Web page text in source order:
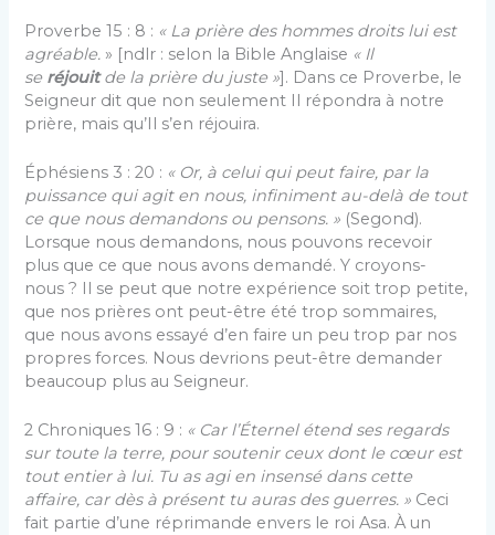
Proverbe 15 : 8 : « La prière des hommes droits lui est
agréable. » [ndlr : selon la Bible Anglaise « Il
se réjouitde la prière du juste »]. Dans ce Proverbe, le
Seigneur dit que non seulement Il répondra à notre
prière, mais qu’Il s’en réjouira.
Éphésiens 3 : 20 : « Or, à celui qui peut faire, par la
puissance qui agit en nous, infiniment au-delà de tout
ce que nous demandons ou pensons. » (Segond).
Lorsque nous demandons, nous pouvons recevoir
plus que ce que nous avons demandé. Y croyons-
nous ? Il se peut que notre expérience soit trop petite,
que nos prières ont peut-être été trop sommaires,
que nous avons essayé d’en faire un peu trop par nos
propres forces. Nous devrions peut-être demander
beaucoup plus au Seigneur.
2 Chroniques 16 : 9 : « Car l’Éternel étend ses regards
sur toute la terre, pour soutenir ceux dont le cœur est
tout entier à lui. Tu as agi en insensé dans cette
affaire, car dès à présent tu auras des guerres. » Ceci
fait partie d’une réprimande envers le roi Asa. À un